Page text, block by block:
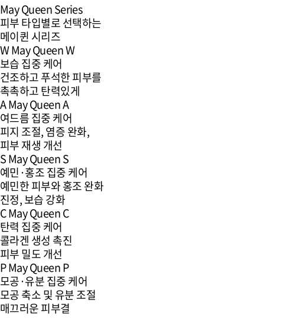
May Queen Series
피부 타입별로 선택하는
메이퀸 시리즈
WMay Queen W
보습 집중 케어
건조하고 푸석한 피부를
촉촉하고 탄력있게
AMay Queen A
여드름 집중 케어
피지 조절, 염증 완화,
피부 재생 개선
SMay Queen S
예민·홍조 집중 케어
예민한 피부와 홍조 완화
진정, 보습 강화
CMay Queen C
탄력 집중 케어
콜라겐 생성 촉진
피부 밀도 개선
PMay Queen P
모공·유분 집중 케어
모공 축소 및 유분 조절
매끄러운 피부결